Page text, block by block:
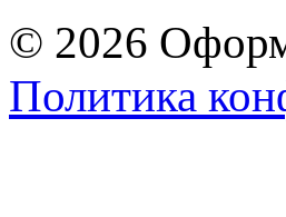
© 2026
Политика